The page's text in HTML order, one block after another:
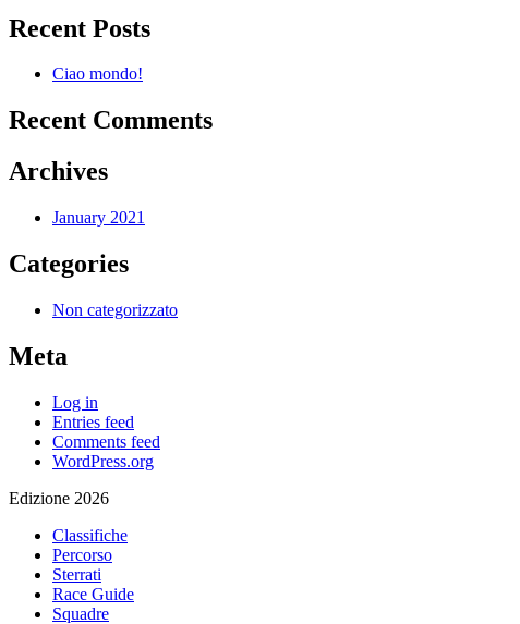
Recent Posts
Ciao mondo!
Recent Comments
Archives
January 2021
Categories
Non categorizzato
Meta
Log in
Entries feed
Comments feed
WordPress.org
Edizione 2026
Classifiche
Percorso
Sterrati
Race Guide
Squadre